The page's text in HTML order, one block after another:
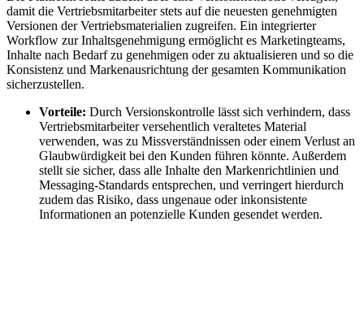
damit die Vertriebsmitarbeiter stets auf die neuesten genehmigten
Versionen der Vertriebsmaterialien zugreifen. Ein integrierter
Workflow zur Inhaltsgenehmigung ermöglicht es Marketingteams,
Inhalte nach Bedarf zu genehmigen oder zu aktualisieren und so die
Konsistenz und Markenausrichtung der gesamten Kommunikation
sicherzustellen.
Vorteile: Durch Versionskontrolle lässt sich verhindern, dass
Vertriebsmitarbeiter versehentlich veraltetes Material
verwenden, was zu Missverständnissen oder einem Verlust an
Glaubwürdigkeit bei den Kunden führen könnte. Außerdem
stellt sie sicher, dass alle Inhalte den Markenrichtlinien und
Messaging-Standards entsprechen, und verringert hierdurch
zudem das Risiko, dass ungenaue oder inkonsistente
Informationen an potenzielle Kunden gesendet werden.